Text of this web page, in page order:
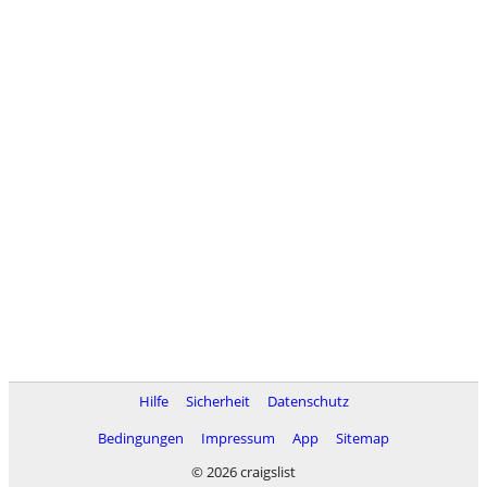
Hilfe Sicherheit
Datenschutz
Bedingungen
Impressum App
Sitemap
© 2026 craigslist